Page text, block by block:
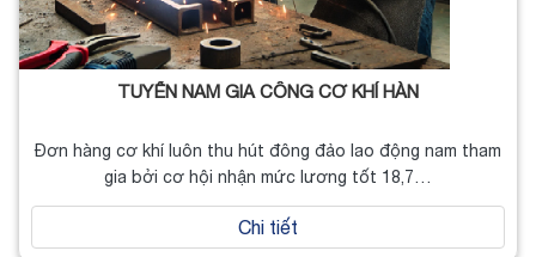
TUYỂN NAM GIA CÔNG CƠ KHÍ HÀN
Đơn hàng cơ khí luôn thu hút đông đảo lao động nam tham
gia bởi cơ hội nhận mức lương tốt 18,7…
Chi tiết